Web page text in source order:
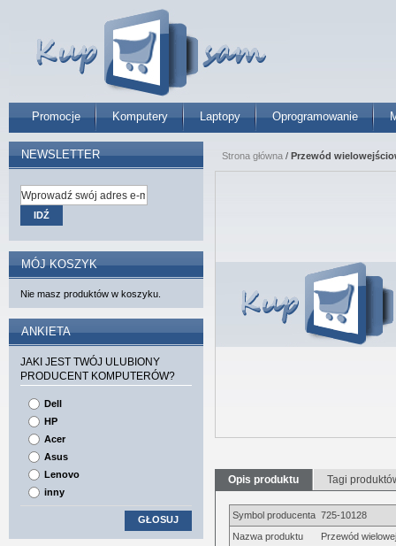
Promocje Komputery Laptopy Oprogramowanie
Strona główna / Przewód
Opis produktu Tagi
Symbol producenta 725-10128
Nazwa produktu
Przewód
NEWSLETTER
IDŹ
MÓJ KOSZYK
Nie masz produktów w koszyku.
ANKIETA
JAKI JEST TWÓJ ULUBIONY
PRODUCENT KOMPUTERÓW?
Dell
HP
Acer
Asus
Lenovo
inny
GŁOSUJ